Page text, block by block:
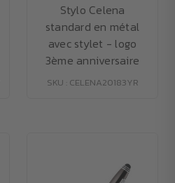
Stylo Celena
standard en métal
avec stylet - logo
3ème anniversaire
SKU : CELENA20183YR